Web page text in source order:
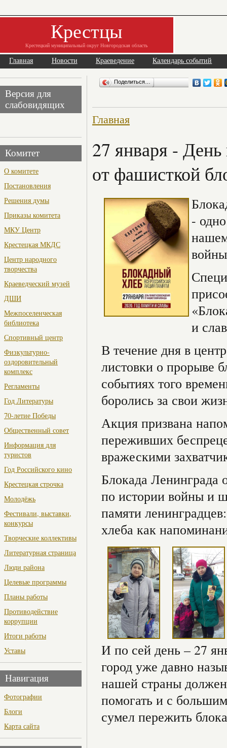
Крестцы
Крестецкий муниципальный округ Новгородская область
Главная Новости Краеведение Календарь событий
Версия для
слабовидящих
Комитет
О комитете
Постановления
Решения думы
Приказы комитета
МКУ Центр
Крестецкая МКДС
Центр народного
творчества
Краеведческий музей
ДШИ
Межпоселенческая
библиотека
Спортивный центр
Физкультурно-
оздоровительный
комплекс
Регламенты
Год Литературы
70-летие Победы
Общественный совет
Информация для
туристов
Год Российского кино
Крестецкая строчка
Молодёжь
Фестивали, выставки,
конкурсы
Творческие коллективы
Литературная страница
Люди района
Целевые программы
Планы работы
Противодействие
коррупции
Итоги работы
Уставы
Навигация
Фотографии
Блоги
Карта сайта
Поделиться…
Главная
27 января -
от фашисткой
-
и
В течение дня в
листовки о прорыве
событиях того
боролись за свои
Акция призвана
переживших
вражескими
Блокада Ленинграда
по истории войны и
памяти
хлеба как
И по сей день – 27
город уже давно
нашей страны
помогать и с
сумел пережить